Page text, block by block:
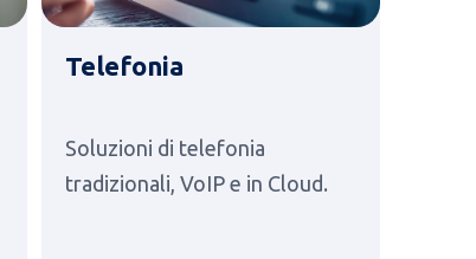
Telefonia
Soluzioni di telefonia
tradizionali, VoIP e in Cloud.